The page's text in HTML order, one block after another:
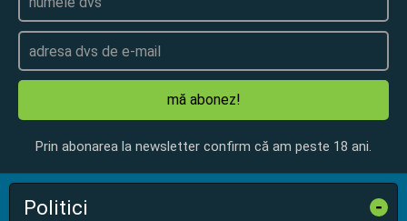
mă abonez!
Prin abonarea la newsletter confirm că am peste 18 ani.
Politici -